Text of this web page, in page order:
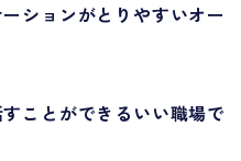
ションがとりやすいオー
ことができるいい職場で